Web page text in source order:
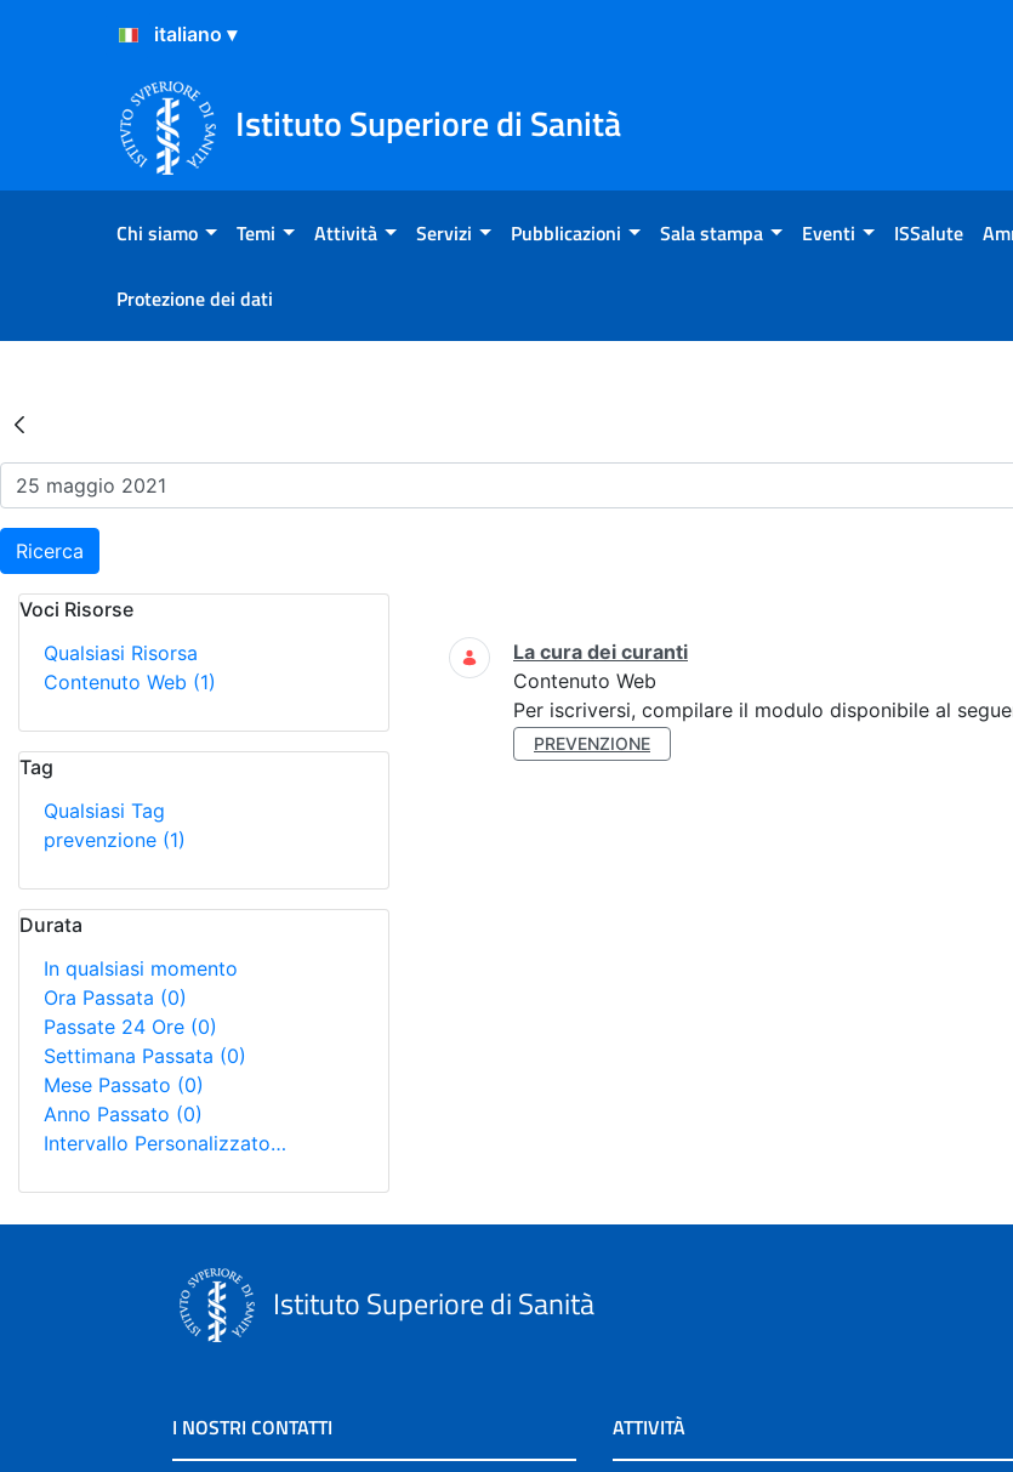
Salta al Contenuto
Salta al Footer
Istituto Superiore di Sanità
Chi siamo Temi Attività Servizi Pubblicazioni Sala stampa Eventi ISSalute
Protezione dei dati
Risultati della Ricerca - Eventi
Ricerca
Voci Risorse
Qualsiasi Risorsa
Contenuto Web (1)
Tag
Qualsiasi Tag
prevenzione (1)
Durata
In qualsiasi momento
Ora Passata (0)
Passate 24 Ore (0)
Settimana Passata (0)
Mese Passato (0)
Anno Passato (0)
Intervallo Personalizzato…
Ricerca
La cura dei curanti
Contenuto Web
Per iscriversi, compilare il modulo disponibile al
PREVENZIONE
Istituto Superiore di Sanità
I NOSTRI CONTATTI ATTIVITÀ